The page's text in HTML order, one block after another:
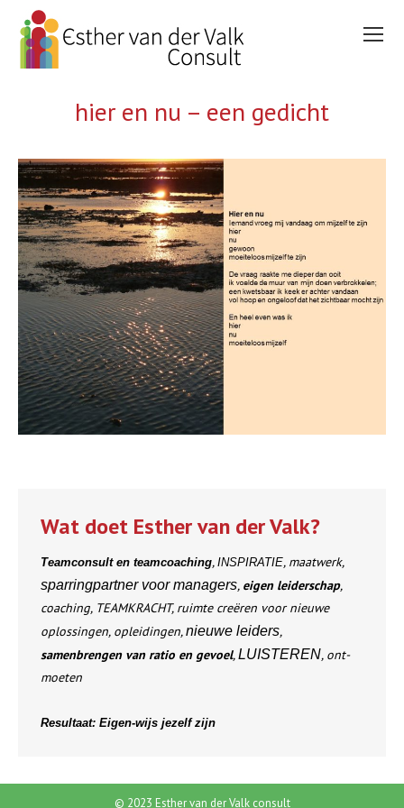
hier en nu – een gedicht
Wat doet Esther van der Valk?
Teamconsult en teamcoaching, INSPIRATIE, maatwerk,
sparringpartner voor managers, eigen leiderschap,
coaching, TEAMKRACHT, ruimte creëren voor nieuwe
oplossingen, opleidingen,nieuwe leiders,
samenbrengen van ratio en gevoel,LUISTEREN, ont-
moeten
Resultaat: Eigen-wijs jezelf zijn
© 2023 Esther van der Valk consult